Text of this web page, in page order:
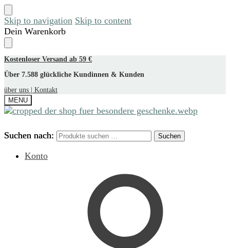
Skip to navigation Skip to content
Dein Warenkorb
Kostenloser Versand ab 59 €
Über 7.588 glückliche Kundinnen & Kunden
über uns |
Kontakt
MENU
Suchen nach: Suchen
Konto
Suchen nach: Suchen